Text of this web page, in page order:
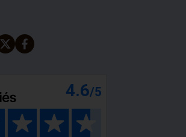
LinkedIn - Nouvelle fenêtre
sur Instagram - Nouvelle fenêtre
nous sur YouTube - Nouvelle fenêtre
nous sur X - Nouvelle fenêtre
Suivez-nous sur Facebook - Nouvelle